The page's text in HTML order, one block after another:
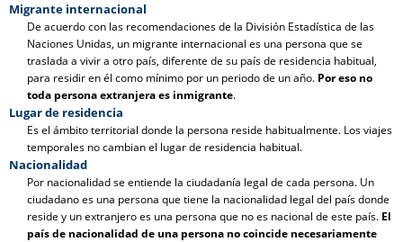
Migrante internacional
De acuerdo con las recomendaciones de la División Estadística de las
Naciones Unidas, un migrante internacional es una persona que se
traslada a vivir a otro país, diferente de su país de residencia habitual,
para residir en él como mínimo por un periodo de un año. Por eso no
toda persona extranjera es inmigrante.
Lugar de residencia
Es el ámbito territorial donde la persona reside habitualmente. Los viajes
temporales no cambian el lugar de residencia habitual.
Nacionalidad
Por nacionalidad se entiende la ciudadanía legal de cada persona. Un
ciudadano es una persona que tiene la nacionalidad legal del país donde
reside y un extranjero es una persona que no es nacional de este país. El
país de nacionalidad de una persona no coincide necesariamente